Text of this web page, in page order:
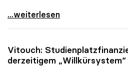
Vitouch stellt klar:
...weiterlesen
Vitouch:
derzeitigem „Willkürsystem“